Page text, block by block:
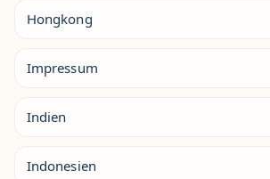
Hongkong
Impressum
Indien
Indonesien